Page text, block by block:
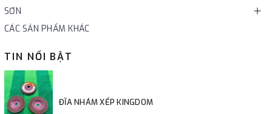
SƠN
CÁC SẢN PHẨM KHÁC
TIN NỔI BẬT
ĐĨA NHÁM XẾP KINGDOM